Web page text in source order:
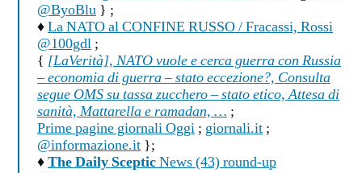
@ByoBlu } ;
♦La NATO al CONFINE RUSSO / Fracassi, Rossi
@100gdl ;
{ [LaVerità], NATO vuole e cerca guerra con Russia
– economia di guerra – stato eccezione?, Consulta
segue OMS su tassa zucchero – stato etico, Attesa di
sanità, Mattarella e ramadan, … ;
Prime pagine giornali Oggi ; giornali.it ;
@informazione.it };
♦The Daily ScepticNews (43) round-up